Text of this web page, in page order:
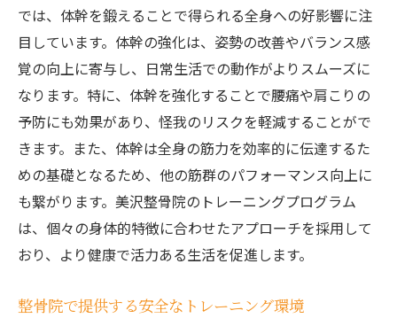
では、体幹を鍛えることで得られる全身への好影響に注
目しています。体幹の強化は、姿勢の改善やバランス感
覚の向上に寄与し、日常生活での動作がよりスムーズに
なります。特に、体幹を強化することで腰痛や肩こりの
予防にも効果があり、怪我のリスクを軽減することがで
きます。また、体幹は全身の筋力を効率的に伝達するた
めの基礎となるため、他の筋群のパフォーマンス向上に
も繋がります。美沢整骨院のトレーニングプログラム
は、個々の身体的特徴に合わせたアプローチを採用して
おり、より健康で活力ある生活を促進します。
整骨院で提供する安全なトレーニング環境